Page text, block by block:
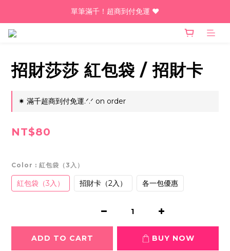
單筆滿千！超商到付免運 ♥︎
單筆滿千！超商到付免運 ♥︎
台灣人最愛的諧音梗LINE動態貼圖熱騰騰上架中！點我！
招財莎莎 紅包袋 / 招財卡
✷ 滿千超商到付免運.ᐟ.ᐟ on order
NT$80
Color : 紅包袋（3入）
紅包袋（3入） 招財卡（2入） 各一包優惠
ADD TO CART BUY NOW